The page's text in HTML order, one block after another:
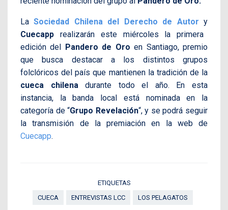
LaSociedad Chilena del Derecho de Autor y
Cuecapp realizarán este miércoles la primera
edición del Pandero de Oro en Santiago, premio
que busca destacar a los distintos grupos
folclóricos del país que mantienen la tradición de la
cueca chilenadurante todo el año. En esta
instancia, la banda local está nominada en la
categoría de “Grupo Revelación“, y se podrá seguir
la transmisión de la premiación en la web de
Cuecapp.
ETIQUETAS
CUECA
ENTREVISTAS LCC LOS PELAGATOS